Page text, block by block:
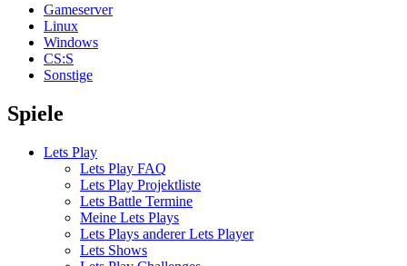
Gameserver
Linux
Windows
CS:S
Sonstige
Spiele
Lets Play
Lets Play FAQ
Lets Play Projektliste
Lets Battle Termine
Meine Lets Plays
Lets Plays anderer Lets Player
Lets Shows